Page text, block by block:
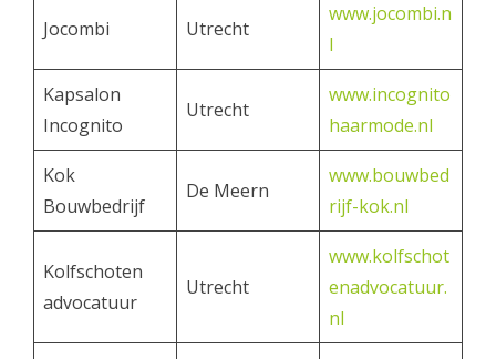
Jocombi Utrecht
www.jocombi.n
l
Kapsalon
Incognito
Utrecht
www.incognito
haarmode.nl
Kok
Bouwbedrijf
De Meern
www.bouwbed
rijf-kok.nl
Kolfschoten
advocatuur
Utrecht
www.kolfschot
enadvocatuur.
nl